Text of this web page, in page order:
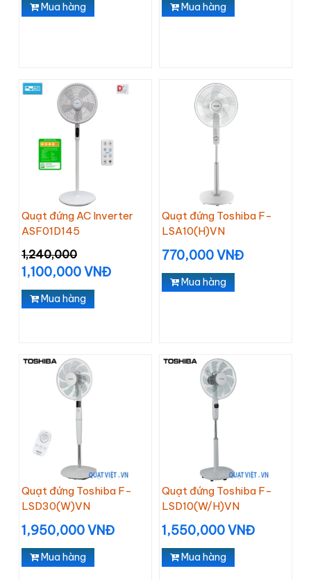
Mua hàng Mua hàng
Quạt đứng AC Inverter
ASF01D145
1,240,000
1,100,000 VNĐ
Mua hàng
Quạt đứng Toshiba F-
LSA10(H)VN
770,000 VNĐ
Mua hàng
Quạt đứng Toshiba F-
LSD30(W)VN
1,950,000 VNĐ
Mua hàng
Quạt đứng Toshiba F-
LSD10(W/H)VN
1,550,000 VNĐ
Mua hàng